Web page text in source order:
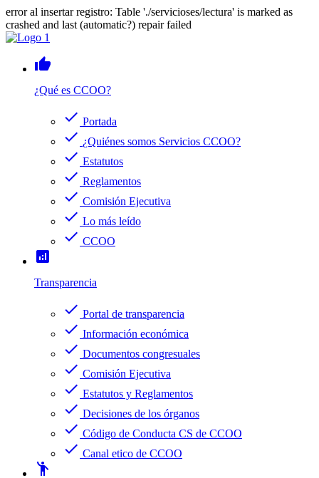
error al insertar registro: Table './servicioses/lectura' is marked as
crashed and last (automatic?) repair failed
thumb_up
¿Qué es CCOO?
check Portada
check ¿Quiénes somos Servicios CCOO?
check Estatutos
check Reglamentos
check Comisión Ejecutiva
check Lo más leído
check CCOO
analytics
Transparencia
check Portal de transparencia
check Información económica
check Documentos congresuales
check Comisión Ejecutiva
check Estatutos y Reglamentos
check Decisiones de los órganos
check Código de Conducta CS de CCOO
check Canal etico de CCOO
emoji_people